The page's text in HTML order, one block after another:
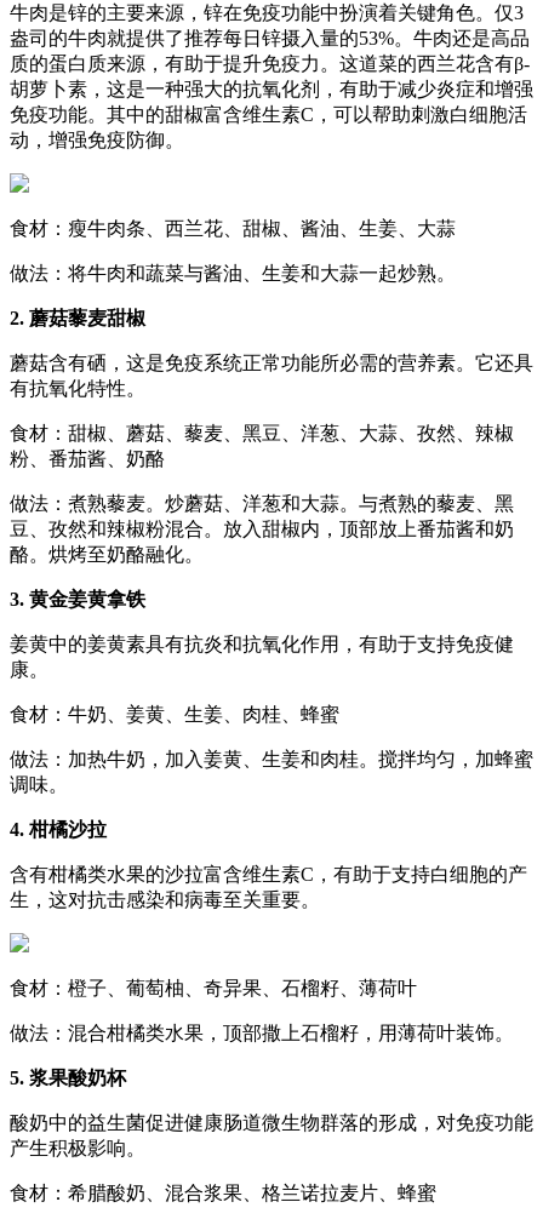
牛肉是锌的主要来源，锌在免疫功能中扮演着关键角色。仅3
盎司的牛肉就提供了推荐每日锌摄入量的53%。牛肉还是高品
质的蛋白质来源，有助于提升免疫力。这道菜的西兰花含有β-
胡萝卜素，这是一种强大的抗氧化剂，有助于减少炎症和增强
免疫功能。其中的甜椒富含维生素C，可以帮助刺激白细胞活
动，增强免疫防御。
食材：瘦牛肉条、西兰花、甜椒、酱油、生姜、大蒜
做法：将牛肉和蔬菜与酱油、生姜和大蒜一起炒熟。
2. 蘑菇藜麦甜椒
蘑菇含有硒，这是免疫系统正常功能所必需的营养素。它还具
有抗氧化特性。
食材：甜椒、蘑菇、藜麦、黑豆、洋葱、大蒜、孜然、辣椒
粉、番茄酱、奶酪
做法：煮熟藜麦。炒蘑菇、洋葱和大蒜。与煮熟的藜麦、黑
豆、孜然和辣椒粉混合。放入甜椒内，顶部放上番茄酱和奶
酪。烘烤至奶酪融化。
3. 黄金姜黄拿铁
姜黄中的姜黄素具有抗炎和抗氧化作用，有助于支持免疫健
康。
食材：牛奶、姜黄、生姜、肉桂、蜂蜜
做法：加热牛奶，加入姜黄、生姜和肉桂。搅拌均匀，加蜂蜜
调味。
4. 柑橘沙拉
含有柑橘类水果的沙拉富含维生素C，有助于支持白细胞的产
生，这对抗击感染和病毒至关重要。
食材：橙子、葡萄柚、奇异果、石榴籽、薄荷叶
做法：混合柑橘类水果，顶部撒上石榴籽，用薄荷叶装饰。
5. 浆果酸奶杯
酸奶中的益生菌促进健康肠道微生物群落的形成，对免疫功能
产生积极影响。
食材：希腊酸奶、混合浆果、格兰诺拉麦片、蜂蜜